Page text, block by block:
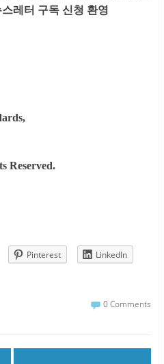
레터 구독 신청 환영
Reserved.
Pinterest
LinkedIn
0 Comments